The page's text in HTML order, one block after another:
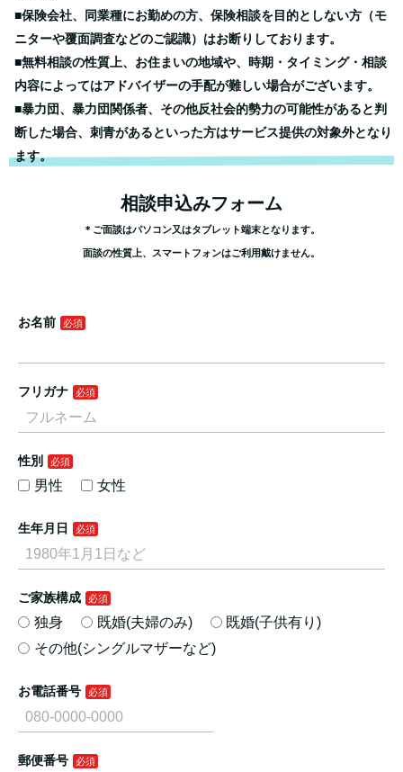
■保険会社、同業種にお勤めの方、保険相談を目的としない方（モ
ニターや覆面調査などのご認識）はお断りしております。
■無料相談の性質上、お住まいの地域や、時期・タイミング・相談
内容によってはアドバイザーの手配が難しい場合がございます。
■暴力団、暴力団関係者、その他反社会的勢力の可能性があると判
断した場合、刺青があるといった方はサービス提供の対象外となり
ます。
相談申込みフォーム
＊ご面談はパソコン又はタブレット端末となります。
面談の性質上、スマートフォンはご利用戴けません。
お名前
フリガナ
性別
男性 女性
生年月日
ご家族構成
独身 既婚(夫婦のみ)
既婚(子供有り)
その他(シングルマザーなど)
お電話番号
郵便番号